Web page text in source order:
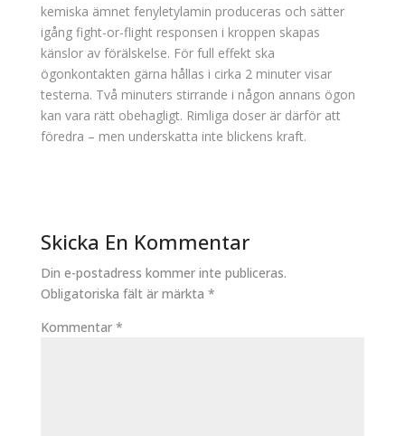
kemiska ämnet fenyletylamin produceras och sätter
igång fight-or-flight responsen i kroppen skapas
känslor av förälskelse. För full effekt ska
ögonkontakten gärna hållas i cirka 2 minuter visar
testerna. Två minuters stirrande i någon annans ögon
kan vara rätt obehagligt. Rimliga doser är därför att
föredra – men underskatta inte blickens kraft.
Skicka En Kommentar
Din e-postadress kommer inte publiceras.
Obligatoriska fält är märkta *
Kommentar *